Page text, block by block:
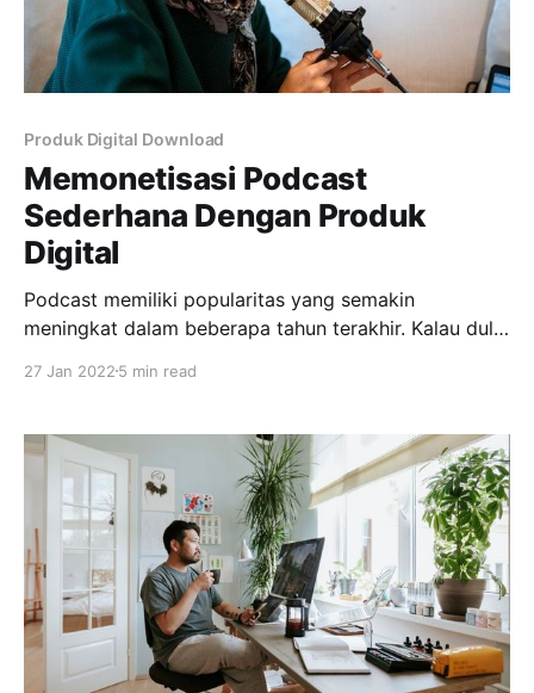
Produk Digital Download
Memonetisasi Podcast
Sederhana Dengan Produk
Digital
Podcast memiliki popularitas yang semakin
meningkat dalam beberapa tahun terakhir. Kalau dulu
Banyak selebriti dan influencer yang memulai
orang yang lebih senang mendengarkan Podcast,
ketimbang menonton Youtube. Terutama, saat
menggunakan earphone atau headset. Di sinilah,
27 Jan 2022 5 min read